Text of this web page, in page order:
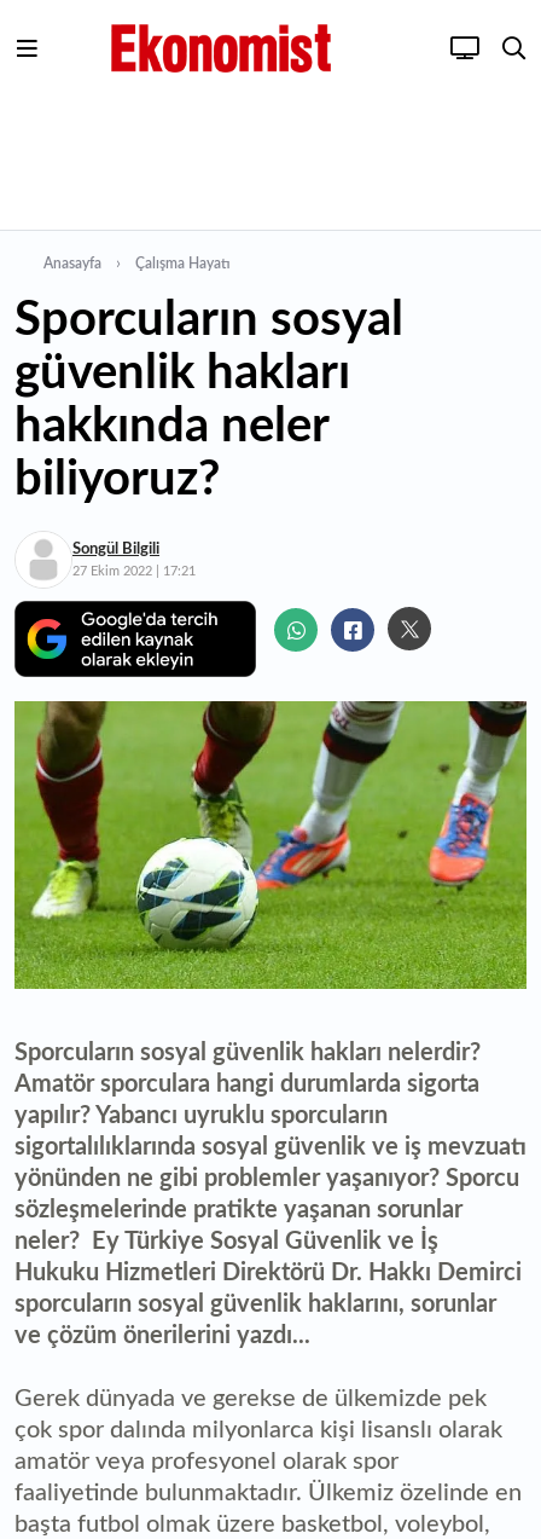
Anasayfa Çalışma Hayatı
Sporcuların sosyal
güvenlik hakları
hakkında neler
biliyoruz?
Songül Bilgili
27 Ekim 2022 | 17:21
Sporcuların sosyal güvenlik hakları nelerdir?
Amatör sporculara hangi durumlarda sigorta
yapılır? Yabancı uyruklu sporcuların
sigortalılıklarında sosyal güvenlik ve iş mevzuatı
yönünden ne gibi problemler yaşanıyor? Sporcu
sözleşmelerinde pratikte yaşanan sorunlar
neler? Ey Türkiye Sosyal Güvenlik ve İş
Hukuku Hizmetleri Direktörü Dr. Hakkı Demirci
sporcuların sosyal güvenlik haklarını, sorunlar
ve çözüm önerilerini yazdı...
Gerek dünyada ve gerekse de ülkemizde pek
çok spor dalında milyonlarca kişi lisanslı olarak
amatör veya profesyonel olarak spor
faaliyetinde bulunmaktadır. Ülkemiz özelinde en
başta futbol olmak üzere basketbol, voleybol,